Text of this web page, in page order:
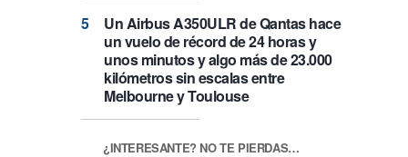
Un Airbus A350ULR de Qantas hace
un vuelo de récord de 24 horas y
unos minutos y algo más de 23.000
kilómetros sin escalas entre
Melbourne y Toulouse
¿INTERESANTE? NO TE PIERDAS…